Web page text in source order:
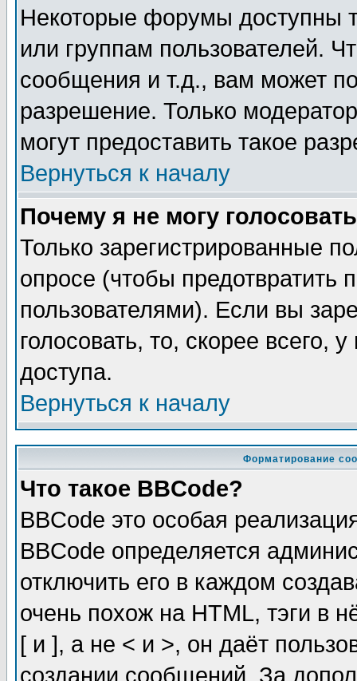
Некоторые форумы доступны
или группам пользователей.
сообщения и т.д., вам может
разрешение. Только
могут предоставить такое
Вернуться к началу
Почему я не могу
Только зарегистрированные
опросе (чтобы предотвратить
пользователями). Если вы
голосовать, то, скорее всего,
доступа.
Вернуться к началу
Форматирование
Что такое BBCode?
BBCode это особая
BBCode определяется
отключить его в каждом
очень похож на HTML, тэги в
[ и ], а не < и >, он даёт
создании сообщений. За